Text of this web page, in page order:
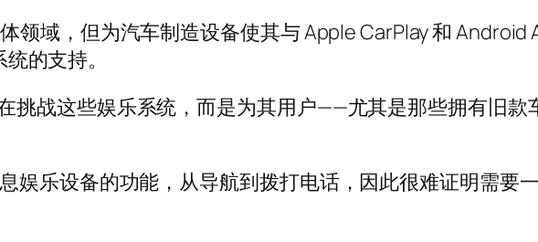
领域，但为汽车制造设备使其与 Apple CarPlay 和
的支持。
挑战这些娱乐系统，而是为其用户——尤其是那些拥有旧
娱乐设备的功能，从导航到拨打电话，因此很难证明需要